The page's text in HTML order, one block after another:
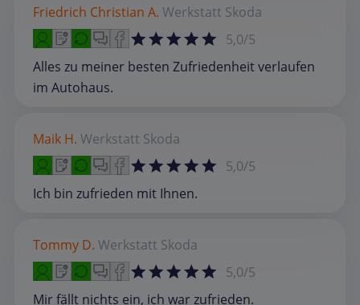
Friedrich Christian A. Werkstatt Skoda
5,0/5
Alles zu meiner besten Zufriedenheit verlaufen
im Autohaus.
Maik H. Werkstatt Skoda
5,0/5
Ich bin zufrieden mit Ihnen.
Tommy D. Werkstatt Skoda
5,0/5
Mir fällt nichts ein, ich war zufrieden.